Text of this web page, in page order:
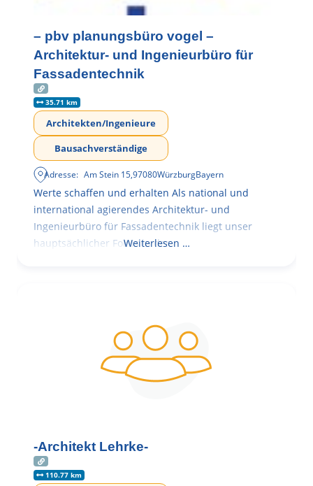
– pbv planungsbüro vogel –
Architektur- und Ingenieurbüro für
Fassadentechnik
35.71 km
Architekten/Ingenieure
Bausachverständige
Adresse: Am Stein 15,97080WürzburgBayern
Werte schaffen und erhalten Als national und
international agierendes Architektur- und
Ingenieurbüro für Fassadentechnik liegt unser
hauptsächlicher Fokus in der
Weiterlesen …
-Architekt Lehrke-
110.77 km